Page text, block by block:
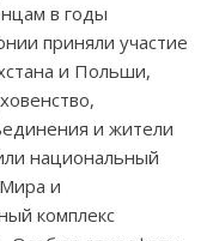
в годы
приняли участие
и Польши,
и жители
национальный
и
комплекс